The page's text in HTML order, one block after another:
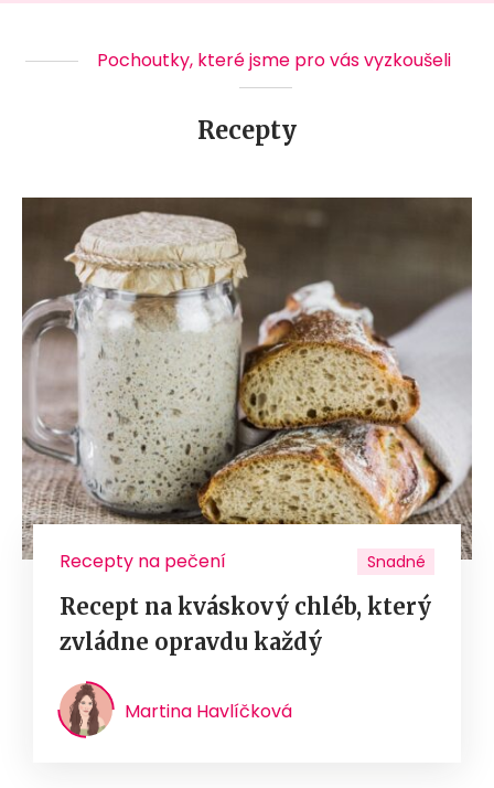
Pochoutky, které jsme pro vás vyzkoušeli
Recepty
Recepty na pečení Snadné
Recept na kváskový chléb, který
zvládne opravdu každý
Martina Havlíčková